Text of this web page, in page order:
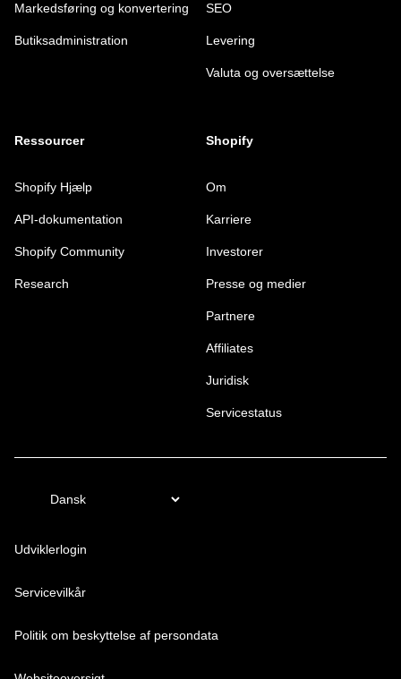
Markedsføring og konvertering
Butiksadministration
SEO
Levering
Valuta og oversættelse
Ressourcer
Shopify Hjælp
API-dokumentation
Shopify Community
Research
Shopify
Om
Karriere
Investorer
Presse og medier
Partnere
Affiliates
Juridisk
Servicestatus
Udviklerlogin
Servicevilkår
Politik om beskyttelse af persondata